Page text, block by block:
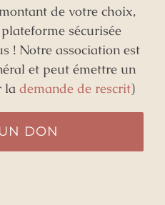
de votre choix,
sécurisée
! Notre association est
et peut émettre un
la demande de rescrit)
DON